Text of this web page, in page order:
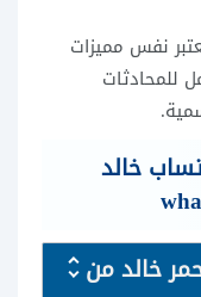
نفس مميزات
للمحادثات
خالد
خالد من